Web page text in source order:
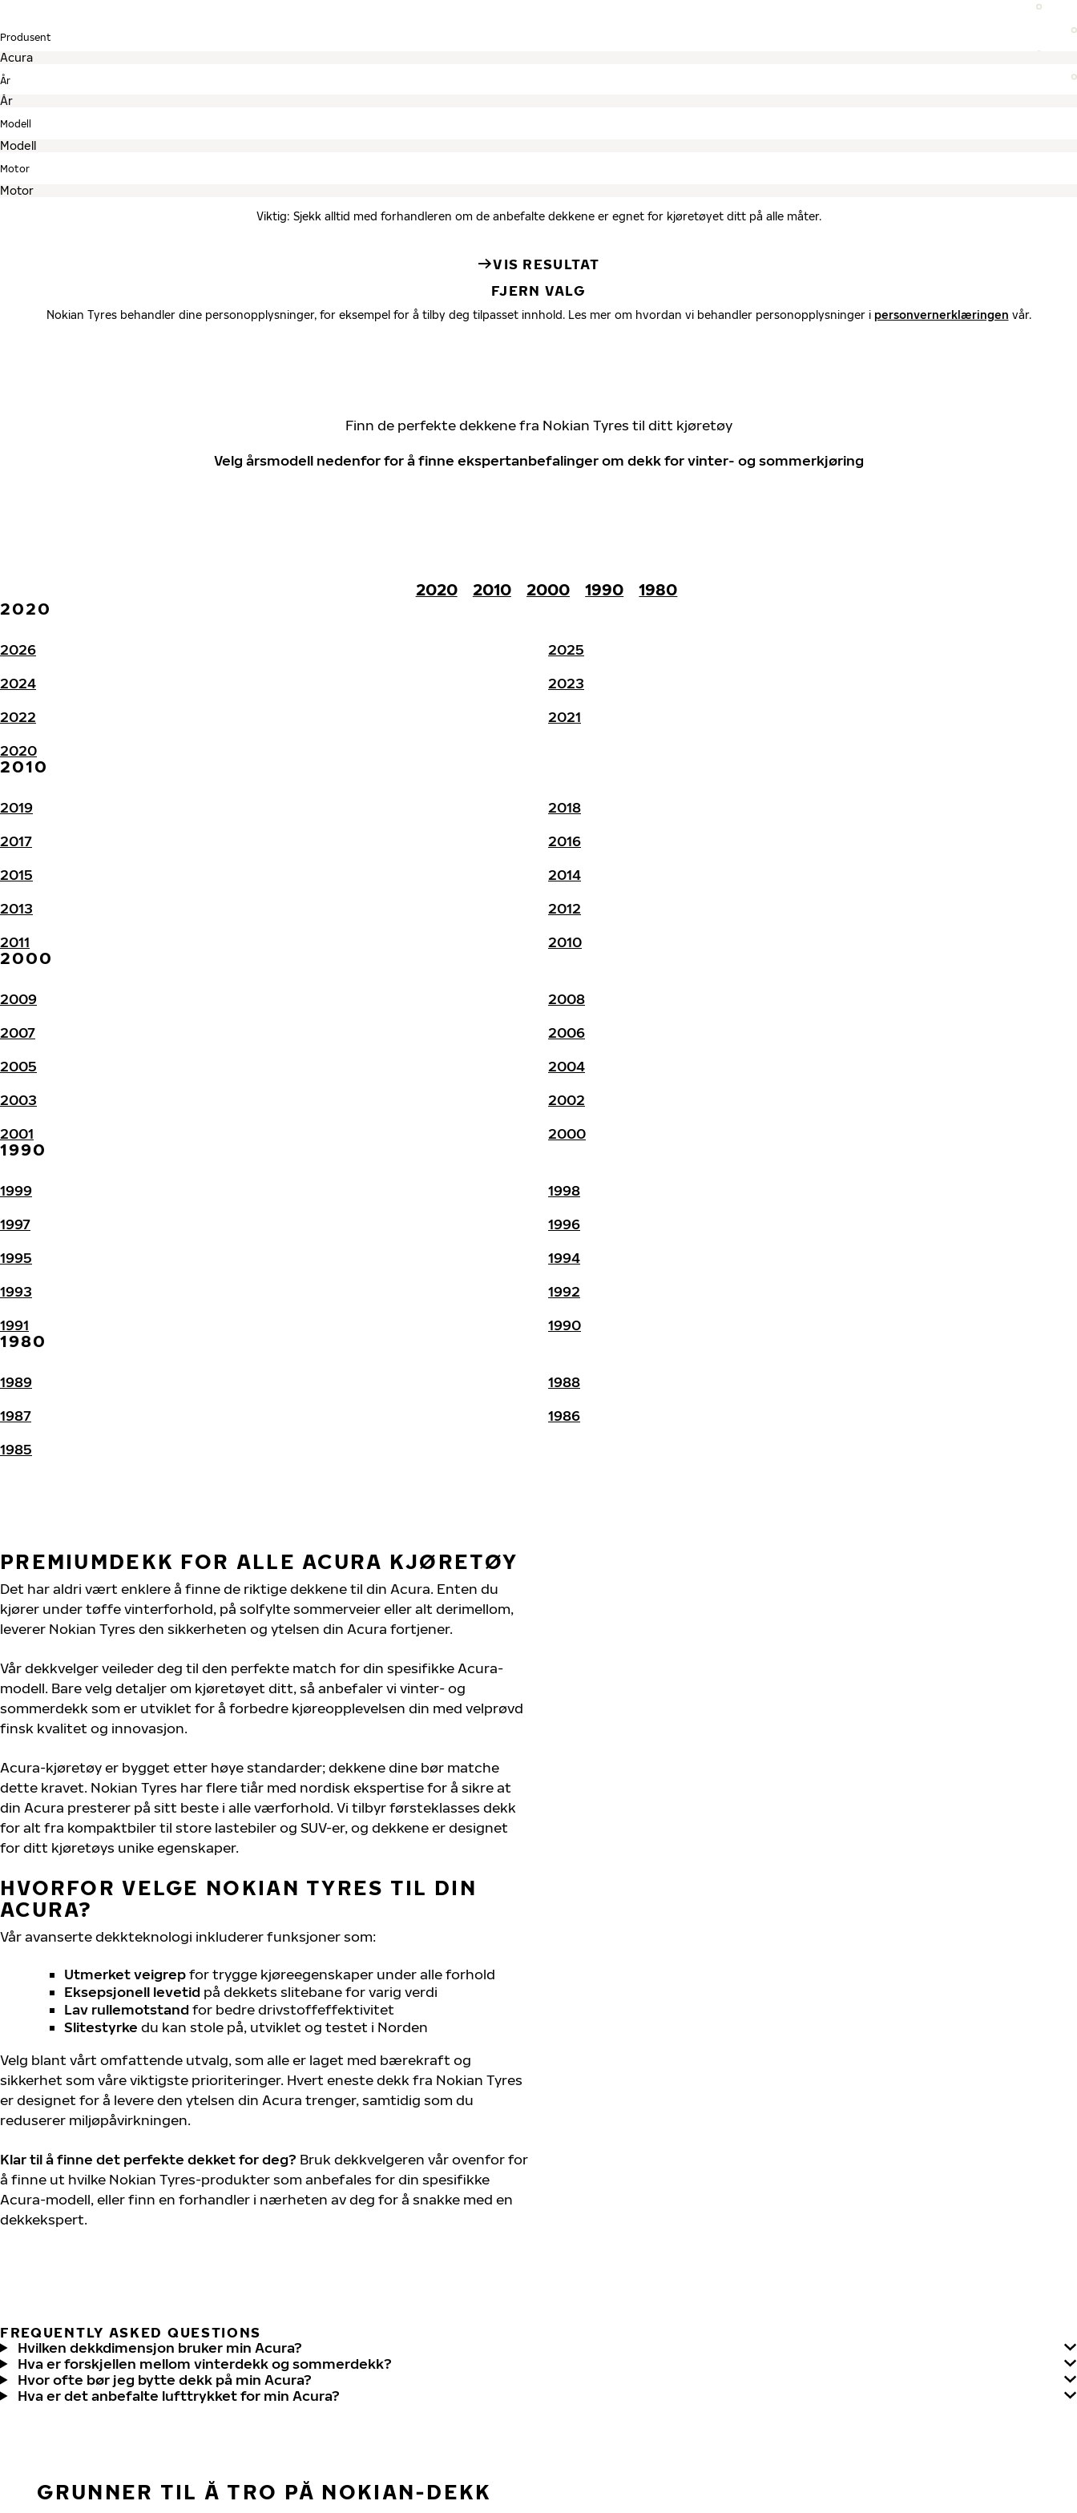
Produsent
År
Modell
Motor
Viktig: Sjekk alltid med forhandleren om de anbefalte dekkene er egnet for kjøretøyet ditt på alle måter.
VIS RESULTAT
FJERN VALG
Nokian Tyres behandler dine personopplysninger, for eksempel for å tilby deg tilpasset innhold. Les mer om hvordan vi behandler personopplysninger i personvernerklæringen vår.
Finn de perfekte dekkene fra Nokian Tyres til ditt kjøretøy
Velg årsmodell nedenfor for å finne ekspertanbefalinger om dekk for vinter- og sommerkjøring
2020 2010 2000 1990
1980
2020
2026
2025
2024
2023
2022
2021
2020
2010
2019
2018
2017
2016
2015
2014
2013
2012
2011
2010
2000
2009
2008
2007
2006
2005
2004
2003
2002
2001
2000
1990
1999
1998
1997
1996
1995
1994
1993
1992
1991
1990
1980
1989
1988
1987
1986
1985
PREMIUMDEKK FOR ALLE ACURA KJØRETØY
Det har aldri vært enklere å finne de riktige dekkene til din Acura. Enten du
kjører under tøffe vinterforhold, på solfylte sommerveier eller alt derimellom,
leverer Nokian Tyres den sikkerheten og ytelsen din Acura fortjener.
Vår dekkvelger veileder deg til den perfekte match for din spesifikke Acura-
modell. Bare velg detaljer om kjøretøyet ditt, så anbefaler vi vinter- og
sommerdekk som er utviklet for å forbedre kjøreopplevelsen din med velprøvd
finsk kvalitet og innovasjon.
Acura-kjøretøy er bygget etter høye standarder; dekkene dine bør matche
dette kravet. Nokian Tyres har flere tiår med nordisk ekspertise for å sikre at
din Acura presterer på sitt beste i alle værforhold. Vi tilbyr førsteklasses dekk
for alt fra kompaktbiler til store lastebiler og SUV-er, og dekkene er designet
for ditt kjøretøys unike egenskaper.
HVORFOR VELGE NOKIAN TYRES TIL DIN
ACURA?
Vår avanserte dekkteknologi inkluderer funksjoner som:
Utmerket veigrepfor trygge kjøreegenskaper under alle forhold
Eksepsjonell levetid på dekkets slitebane for varig verdi
Lav rullemotstand for bedre drivstoffeffektivitet
Slitestyrke du kan stole på, utviklet og testet i Norden
Velg blant vårt omfattende utvalg, som alle er laget med bærekraft og
sikkerhet som våre viktigste prioriteringer. Hvert eneste dekk fra Nokian Tyres
er designet for å levere den ytelsen din Acura trenger, samtidig som du
reduserer miljøpåvirkningen.
Klar til å finne det perfekte dekket for deg? Bruk dekkvelgeren vår ovenfor for
å finne ut hvilke Nokian Tyres-produkter som anbefales for din spesifikke
Acura-modell, eller finn en forhandler i nærheten av deg for å snakke med en
dekkekspert.
FREQUENTLY ASKED QUESTIONS
Hvilken dekkdimensjon bruker min Acura?
Hva er forskjellen mellom vinterdekk og sommerdekk?
Hvor ofte bør jeg bytte dekk på min Acura?
Hva er det anbefalte lufttrykket for min Acura?
GRUNNER TIL Å TRO PÅ NOKIAN-DEKK